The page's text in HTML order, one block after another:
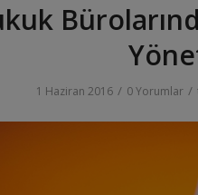
1 Haziran 2016 / 0 Yorumlar /